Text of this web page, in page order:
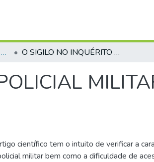
CURSO DE FORMAÇÃO DE PRAÇAS - CFP - 2018 O SIGILO NO INQUÉRITO POLICIAL MILITAR PARA OS MEMBROS DA OAB
científico tem o intuito de verificar a
militar bem como a dificuldade de